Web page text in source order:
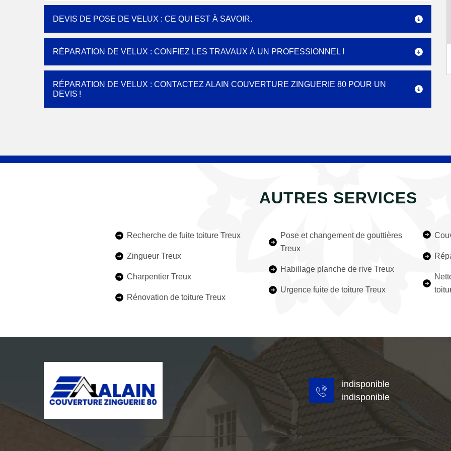
DEVIS DE POSE DE VELUX : CE QUI EST À SAVOIR.
RÉPARATION DE VELUX : CONFIEZ LES TRAVAUX À UN PROFESSIONNEL !
RÉPARATION DE VELUX : CONTACTEZ ALAIN COUVERTURE ZINGUERIE 80 POUR UN
DEVIS !
AUTRES SERVICES
Recherche de fuite toiture Treux
Zingueur Treux
Charpentier Treux
Rénovation de toiture Treux
Pose et changement de gouttières
Treux
Habillage planche de rive Treux
Urgence fuite de toiture Treux
indisponible
indisponible